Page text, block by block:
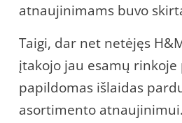
atnaujinimams buvo
Taigi, dar net netėjęs
įtakojo jau esamų
papildomas išlaidas
asortimento